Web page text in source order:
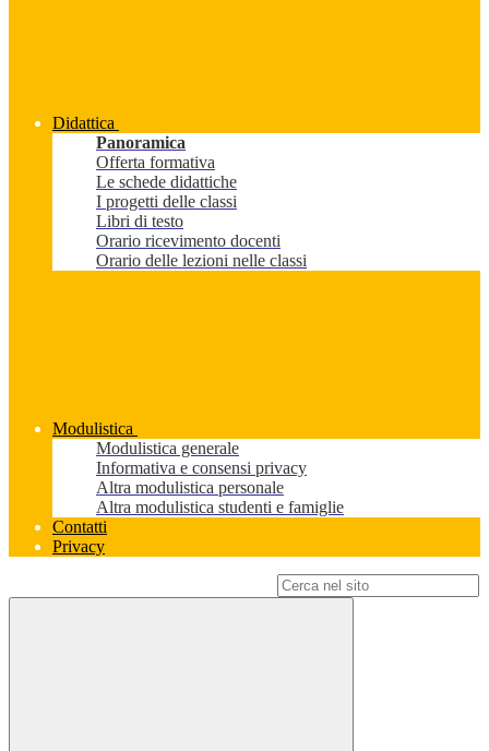
Didattica
Panoramica
Offerta formativa
Le schede didattiche
I progetti delle classi
Libri di testo
Orario ricevimento docenti
Orario delle lezioni nelle classi
Modulistica
Modulistica generale
Informativa e consensi privacy
Altra modulistica personale
Altra modulistica studenti e famiglie
Contatti
Privacy